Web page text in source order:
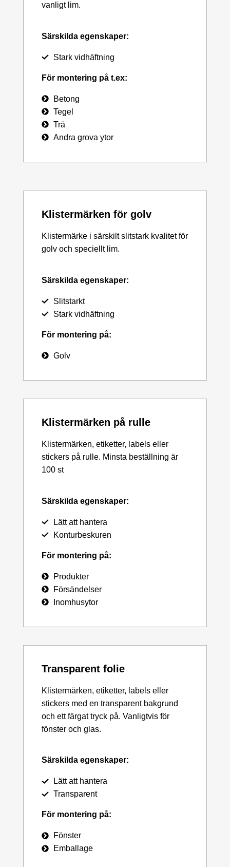
vanligt lim.
Särskilda egenskaper:
Stark vidhäftning
För montering på t.ex:
Betong
Tegel
Trä
Andra grova ytor
Klistermärken för golv
Klistermärke i särskilt slitstark kvalitet för
golv och speciellt lim.
Särskilda egenskaper:
Slitstarkt
Stark vidhäftning
För montering på:
Golv
Klistermärken på rulle
Klistermärken, etiketter, labels eller
stickers på rulle. Minsta beställning är
100 st
Särskilda egenskaper:
Lätt att hantera
Konturbeskuren
För montering på:
Produkter
Försändelser
Inomhusytor
Transparent folie
Klistermärken, etiketter, labels eller
stickers med en transparent bakgrund
och ett färgat tryck på. Vanligtvis för
fönster och glas.
Särskilda egenskaper:
Lätt att hantera
Transparent
För montering på:
Fönster
Emballage